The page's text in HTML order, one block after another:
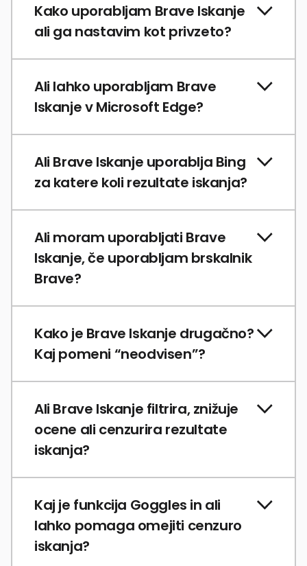
Kako uporabljam Brave Iskanje
ali ga nastavim kot privzeto?
Ali lahko uporabljam Brave
Iskanje v Microsoft Edge?
Ali Brave Iskanje uporablja Bing
za katere koli rezultate iskanja?
Ali moram uporabljati Brave
Iskanje, če uporabljam brskalnik
Brave?
Kako je Brave Iskanje drugačno?
Kaj pomeni “neodvisen”?
Ali Brave Iskanje filtrira, znižuje
ocene ali cenzurira rezultate
iskanja?
Kaj je funkcija Goggles in ali
lahko pomaga omejiti cenzuro
iskanja?